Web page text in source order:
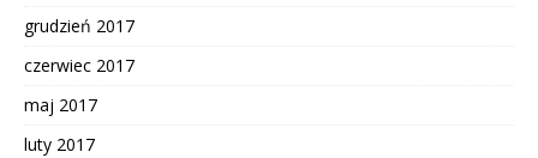
grudzień 2017
czerwiec 2017
maj 2017
luty 2017